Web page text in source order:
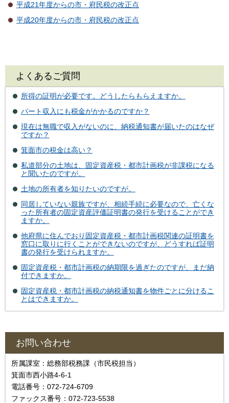
平成21年度からの市・府民税の改正点
平成20年度からの市・府民税の改正点
よくあるご質問
所得の証明が必要です。どうしたらもらえますか。
パート収入にも税金がかかるのですか？
現在は無職で収入がないのに、納税通知書が届いたのはなぜ
ですか？
箕面市の税金は高い？
私道部分の土地は、固定資産税・都市計画税が非課税になる
と聞いたのですが。
土地の所有者を知りたいのですが。
同居していない親族ですが、相続手続に必要なので、亡くな
った所有者の固定資産評価証明書の発行を受けることができ
ますか。
他府県に住んでおり固定資産税・都市計画税関連の証明書を
窓口に取りに行くことができないのですが、どうすれば証明
書の発行を受けられますか。
固定資産税・都市計画税の納期限を過ぎたのですが、まだ納
付できますか。
固定資産税・都市計画税の納税通知書を物件ごとに分けるこ
とはできますか。
お問い合わせ
所属課室：総務部税務課（市民税担当）
箕面市西小路4-6-1
電話番号：072-724-6709
ファックス番号：072-723-5538